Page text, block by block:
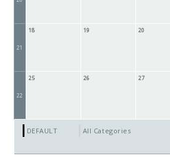
21
18 19 20
22
25 26 27
DEFAULT All Categories ...